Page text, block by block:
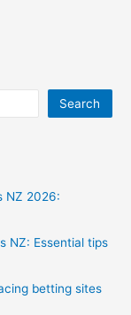
Search
NZ 2026:
NZ: Essential tips
betting sites